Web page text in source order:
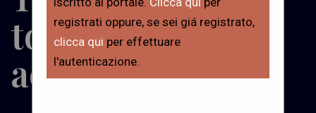
tornato il brand
activism
registrati oppure, se sei giá registrato,
clicca qui per effettuare
l'autenticazione.